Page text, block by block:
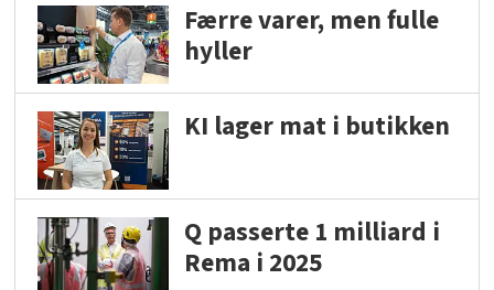
Færre varer, men fulle
hyller
KI lager mat i butikken
Q passerte 1 milliard i
Rema i 2025